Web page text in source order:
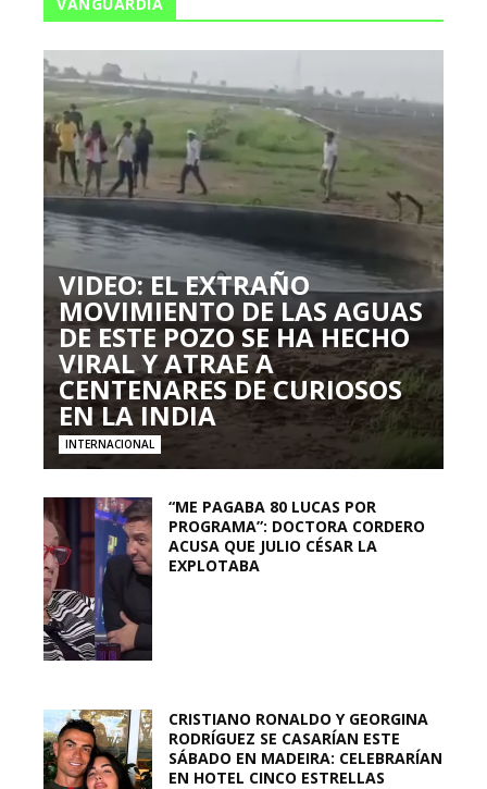
VIDEO: EL EXTRAÑO
MOVIMIENTO DE LAS AGUAS
DE ESTE POZO SE HA HECHO
VIRAL Y ATRAE A
CENTENARES DE CURIOSOS
EN LA INDIA
INTERNACIONAL
“ME PAGABA 80 LUCAS POR
PROGRAMA”: DOCTORA CORDERO
ACUSA QUE JULIO CÉSAR LA
EXPLOTABA
CRISTIANO RONALDO Y GEORGINA
RODRÍGUEZ SE CASARÍAN ESTE
SÁBADO EN MADEIRA: CELEBRARÍAN
EN HOTEL CINCO ESTRELLAS